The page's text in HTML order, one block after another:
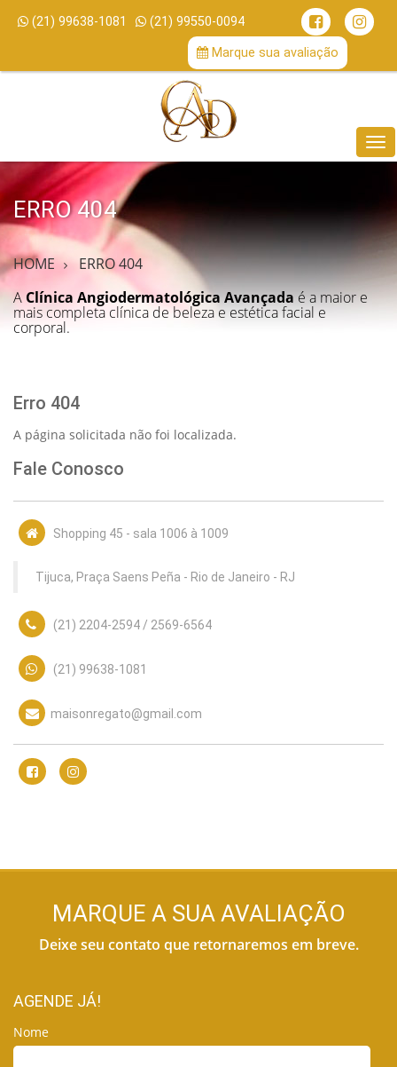
(21) 99638-1081 /
(21) 99550-0094
Marque sua avaliação
ERRO 404
HOME
ERRO 404
A Clínica Angiodermatológica Avançada é a maior e
mais completa clínica de beleza e estética facial e
corporal.
Erro 404
A página solicitada não foi localizada.
Fale Conosco
Shopping 45 - sala 1006 à 1009
Tijuca, Praça Saens Peña - Rio de Janeiro - RJ
(21) 2204-2594 / 2569-6564
(21) 99638-1081
maisonregato@gmail.com
MARQUE A SUA AVALIAÇÃO
Deixe seu contato que retornaremos em breve.
AGENDE JÁ!
Nome